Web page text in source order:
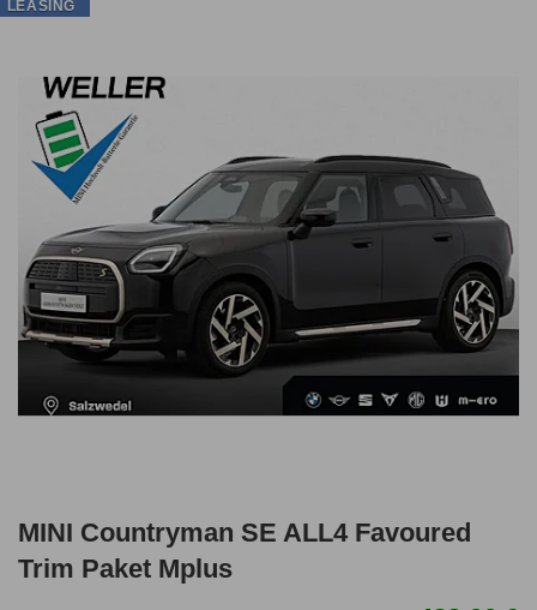
MINI Countryman SE ALL4 Favoured
Trim Paket Mplus
LEASING